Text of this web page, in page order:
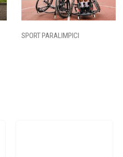
SPORT PARALIMPICI